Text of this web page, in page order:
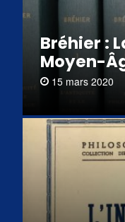
Bréhier :
Moyen-
15 mars 2020